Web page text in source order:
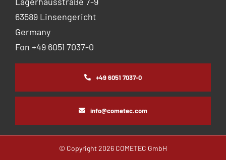
63589 Linsengericht
Germany
Fon +49 6051 7037-0
+49 6051 7037-0
info@cometec.com
© Copyright2026 COMETEC GmbH